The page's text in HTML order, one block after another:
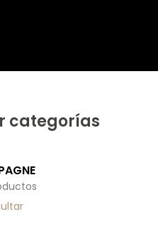
categorías